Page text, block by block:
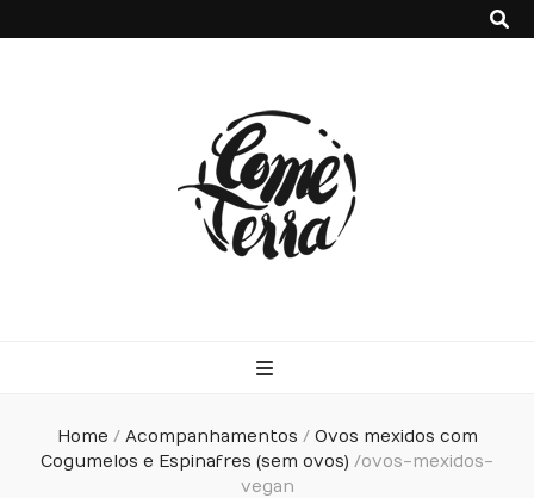
Home / Acompanhamentos / Ovos mexidos com
Cogumelos e Espinafres (sem ovos) /ovos-mexidos-
vegan